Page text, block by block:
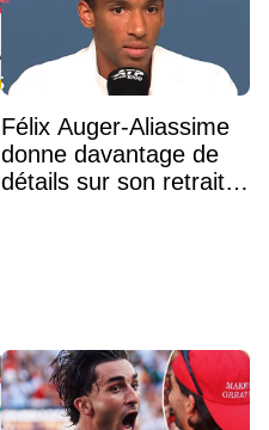
Félix Auger-Aliassime
donne davantage de
détails sur son retrait